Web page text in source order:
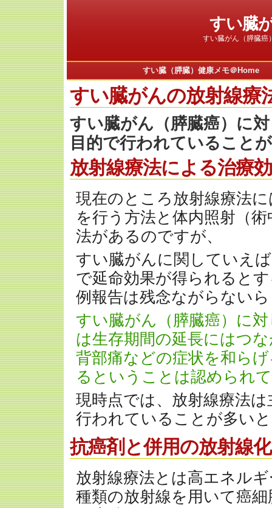
すい臓
すい臓がん（膵臓癌
すい臓（膵臓）健康メモ＠Home
すい臓がんの放射線療
すい臓がん（膵臓癌）に
目的で行われていること
放射線療法による治療
現在のところ放射線療法
を行う方法と体内照射（
法があるのですが、
すい臓がんに関していえ
で延命効果が得られると
例報告は残念ながらない
すい臓がん（膵臓癌）に
は生存期間の延長にはつ
背部痛などの症状を和ら
るということは認められ
現時点では、放射線療法
行われていることが多い
抗癌剤と併用の放射線
放射線療法とは高エネル
種類の放射線を用いて癌